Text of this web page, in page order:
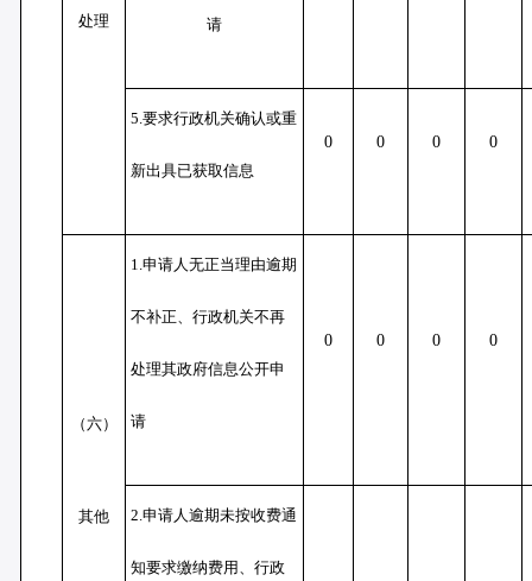
处理 请
5.要求行政机关确认或重
新出具已获取信息
0 0 0 0
（六）
其他
1.申请人无正当理由逾期
不补正、行政机关不再
处理其政府信息公开申
请
0 0 0 0
2.申请人逾期未按收费通
知要求缴纳费用、行政